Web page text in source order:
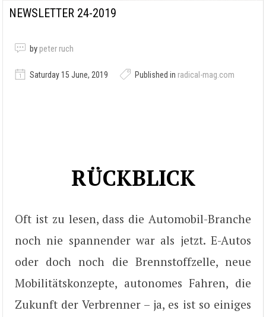
NEWSLETTER 24-2019
by peter ruch
Saturday 15 June, 2019 Published in radical-mag.com
RÜCKBLICK
Oft ist zu lesen, dass die Automobil-Branche
noch nie spannender war als jetzt. E-Autos
oder doch noch die Brennstoffzelle, neue
Mobilitätskonzepte, autonomes Fahren, die
Zukunft der Verbrenner – ja, es ist so einiges